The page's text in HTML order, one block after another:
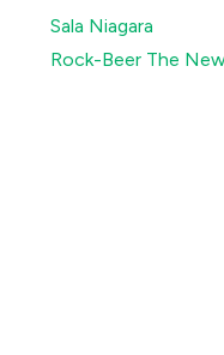
Sala Niagara
Rock-Beer The